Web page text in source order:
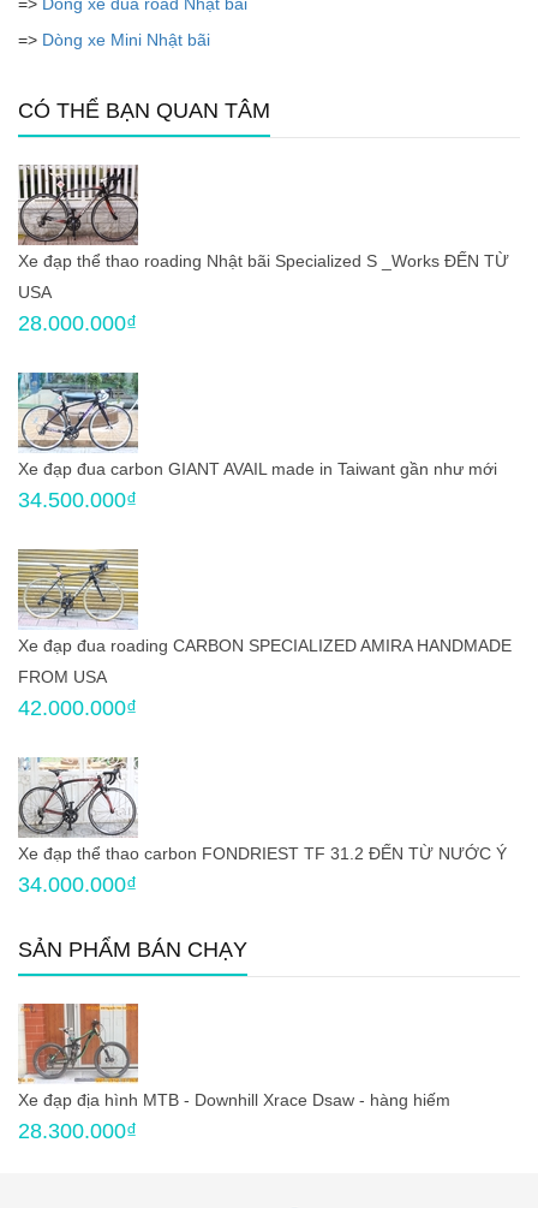
=> Dòng xe Mini Nhật bãi
CÓ THỂ BẠN QUAN TÂM
Xe đạp thể thao roading Nhật bãi Specialized S _Works ĐẾN TỪ
USA
28.000.000₫
Xe đạp đua carbon GIANT AVAIL made in Taiwant gần như mới
34.500.000₫
Xe đạp đua roading CARBON SPECIALIZED AMIRA HANDMADE
FROM USA
42.000.000₫
Xe đạp thể thao carbon FONDRIEST TF 31.2 ĐẾN TỪ NƯỚC Ý
34.000.000₫
SẢN PHẨM BÁN CHẠY
Xe đạp địa hình MTB - Downhill Xrace Dsaw - hàng hiếm
28.300.000₫